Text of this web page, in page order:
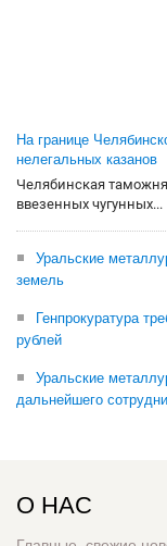
На границе
нелегальных казанов
Челябинская
ввезенных чугунных...
Уральские
земель
Генпрокуратура
рублей
Уральские
дальнейшего
О НАС